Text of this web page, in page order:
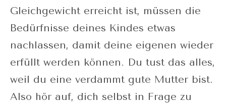
Gleichgewicht erreicht ist, müssen die
Bedürfnisse deines Kindes etwas
nachlassen, damit deine eigenen wieder
erfüllt werden können. Du tust das alles,
weil du eine verdammt gute Mutter bist.
Also hör auf, dich selbst in Frage zu